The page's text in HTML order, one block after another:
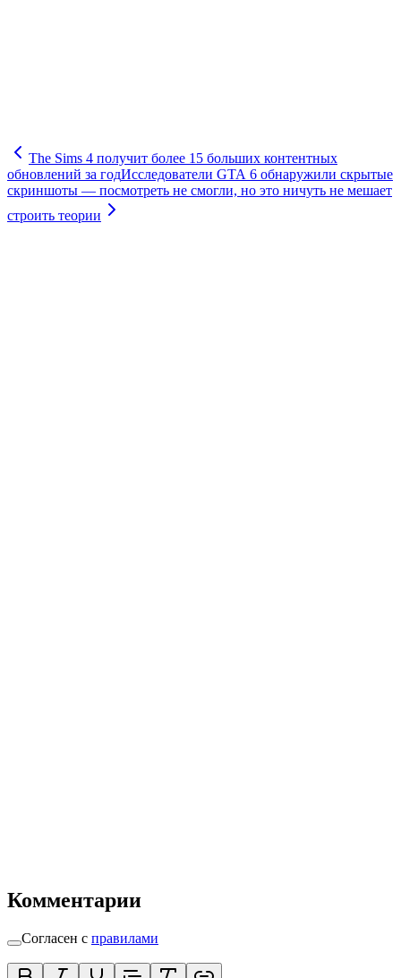
The Sims 4 получит более 15 больших контентных
обновлений за годИсследователи GTA 6 обнаружили скрытые
скриншоты — посмотреть не смогли, но это ничуть не мешает
строить теории
Комментарии
Согласен с правилами